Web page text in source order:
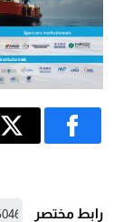
رابط مختصر